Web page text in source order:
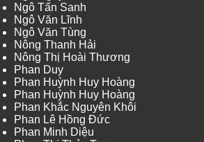
Ngô Tấn Sanh
Ngô Văn Lĩnh
Ngô Văn Tùng
Nông Thanh Hải
Nông Thị Hoài Thương
Phan Duy
Phan Huỳnh Huy Hoàng
Phan Huỳnh Huy Hoàng
Phan Khắc Nguyên Khôi
Phan Lê Hồng Đức
Phan Minh Diệu